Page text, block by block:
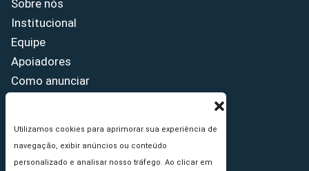
Utilizamos cookies para aprimorar sua experiência de
navegação, exibir anúncios ou conteúdo
personalizado e analisar nosso tráfego. Ao clicar em
Sobre nós
Institucional
Equipe
Apoiadores
Como anunciar
Princípios Editoriais